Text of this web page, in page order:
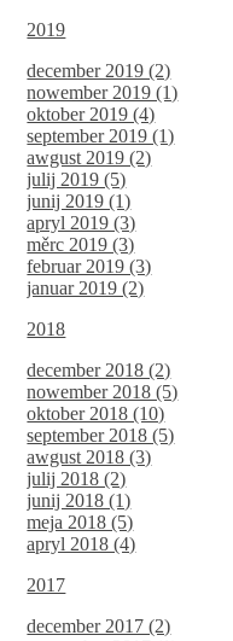
2019
december 2019 (2)
nowember 2019 (1)
oktober 2019 (4)
september 2019 (1)
awgust 2019 (2)
julij 2019 (5)
junij 2019 (1)
apryl 2019 (3)
měrc 2019 (3)
februar 2019 (3)
januar 2019 (2)
2018
december 2018 (2)
nowember 2018 (5)
oktober 2018 (10)
september 2018 (5)
awgust 2018 (3)
julij 2018 (2)
junij 2018 (1)
meja 2018 (5)
apryl 2018 (4)
2017
december 2017 (2)